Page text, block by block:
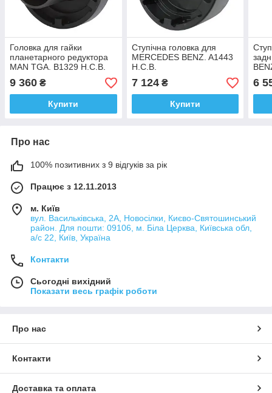
Головка для гайки
планетарного редуктора
MAN TGA. B1329 H.C.B.
9 360 ₴
Купити
Ступічна головка для
MERCEDES BENZ. A1443
H.C.B.
7 124₴
Купити
6
Про нас
100% позитивних з 9 відгуків за рік
Працює з 12.11.2013
м. Київ
вул. Васильківська, 2А, Новосілки, Києво-Святошинський
район. Для пошти: 09106, м. Біла Церква, Київська обл,
а/с 22, Київ, Україна
Контакти
Сьогодні вихідний
Показати весь графік роботи
Про нас
Контакти
Доставка та оплата